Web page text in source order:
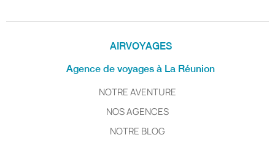
AIRVOYAGES
Agence de voyages à La Réunion
NOTRE AVENTURE
NOS AGENCES
NOTRE BLOG